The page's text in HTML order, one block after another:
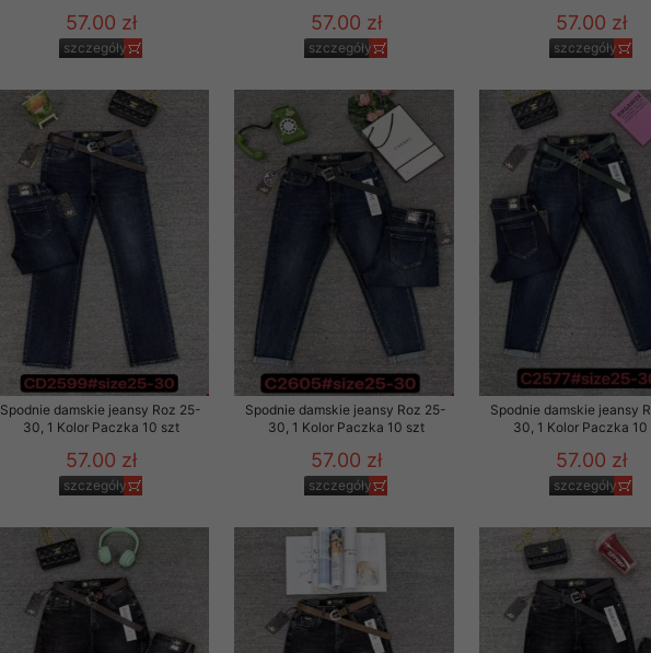
57.00 zł
szczegóły
57.00 zł
szczegóły
57.00 zł
szczegóły
Spodnie damskie jeansy Roz 25-
30, 1 Kolor Paczka 10 szt
57.00 zł
szczegóły
Spodnie damskie jeansy Roz 25-
30, 1 Kolor Paczka 10 szt
57.00 zł
szczegóły
Spodnie damskie jeansy
30, 1 Kolor Paczka 10
57.00 zł
szczegóły